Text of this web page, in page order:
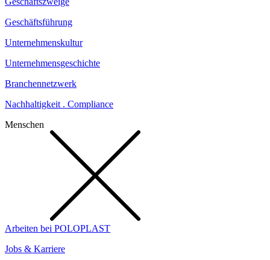
Geschäftsführung
Unternehmenskultur
Unternehmensgeschichte
Branchennetzwerk
Nachhaltigkeit . Compliance
Menschen
Arbeiten bei POLOPLAST
Jobs & Karriere